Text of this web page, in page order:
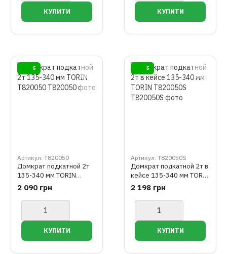
5
Артикул: T820050
Домкрат подкатной 2т
135-340 мм TORIN
T820050
2 090 грн
5
Артикул: T820050S
Домкрат подкатной 2т в
кейсе 135-340 мм TORIN
T820050S
2 198 грн